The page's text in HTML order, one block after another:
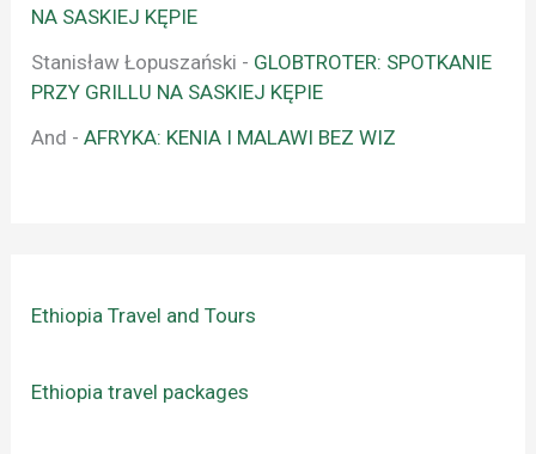
NA SASKIEJ KĘPIE
Stanisław Łopuszański - GLOBTROTER: SPOTKANIE
PRZY GRILLU NA SASKIEJ KĘPIE
And -AFRYKA: KENIA I MALAWI BEZ WIZ
Ethiopia Travel and Tours
Ethiopia travel packages